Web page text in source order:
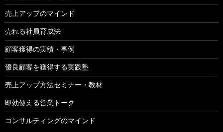
売上アップのマインド
売れる社員育成法
顧客獲得の実績・事例
優良顧客を獲得する実践塾
売上アップ方法セミナー・教材
即効使える営業トーク
コンサルティングのマインド